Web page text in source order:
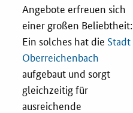
Angebote erfreuen sich
einer großen Beliebtheit:
Ein solches hat die Stadt
Oberreichenbach
aufgebaut und sorgt
gleichzeitig für
ausreichende